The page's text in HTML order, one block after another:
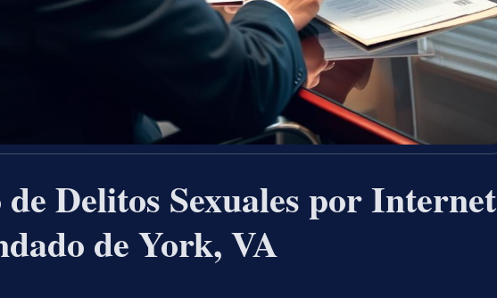
Delitos Sexuales por Internet
de York, VA